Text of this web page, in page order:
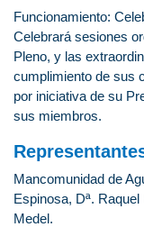
Funcionamiento:
Celebrará sesiones
Pleno, y las
cumplimiento de sus
por iniciativa de su
sus miembros.
Mancomunidad de
Espinosa, Dª.
Medel.